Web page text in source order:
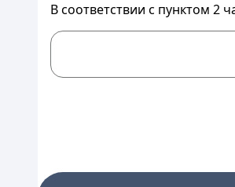
В соответствии с пунктом 2